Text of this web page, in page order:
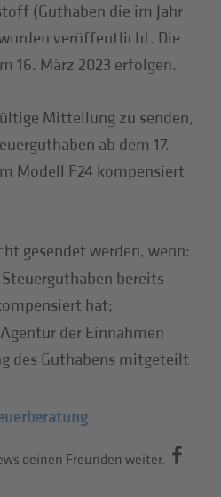
(Guthaben die im Jahr
veröffentlicht. Die
16. März 2023 erfolgen.
Mitteilung zu senden,
ab dem 17.
Modell F24 kompensiert
gesendet werden, wenn:
bereits
hat;
der Einnahmen
des Guthabens mitgeteilt
deinen Freunden weiter.